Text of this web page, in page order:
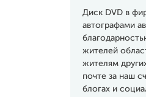
Диск DVD в
автографами
жителей
жителям
почте за наш
блогах и